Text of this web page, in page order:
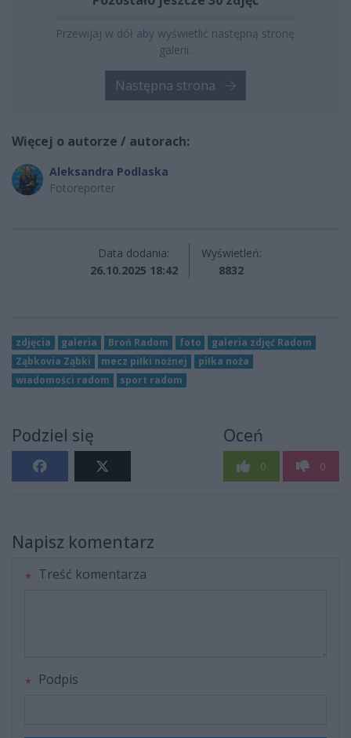
Przewijaj w dół aby wyświetlić następną stronę
galerii.
Następna strona
Więcej o autorze / autorach:
Aleksandra Podlaska
Fotoreporter
Data dodania:
26.10.2025 18:42
Wyświetleń:
8832
zdjęcia galeria Broń Radom foto
galeria zdjęć Radom
Ząbkovia Ząbki
mecz piłki nożnej
piłka noża
wiadomości radom
sport radom
Podziel się Oceń
0 0
Napisz komentarz
Treść komentarza
Podpis